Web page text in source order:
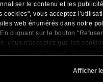
le contenu et les
cookies", vous acceptez
web énumérés dans notre
cliquant sur le bouton
vous n'acceptez que les
. Vous pouvez gérer
Afficher
du site et toutes les
site seront effacées.